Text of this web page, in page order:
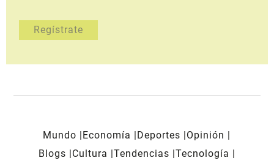
Mundo Economía Deportes
Opinión
Blogs
Cultura Tendencias Tecnología